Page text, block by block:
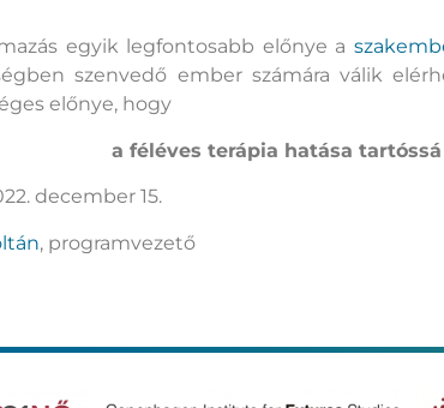
egyik legfontosabb előnye a
szenvedő ember számára válik
előnye, hogy
a féléves terápia hatása
december 15.
, programvezető